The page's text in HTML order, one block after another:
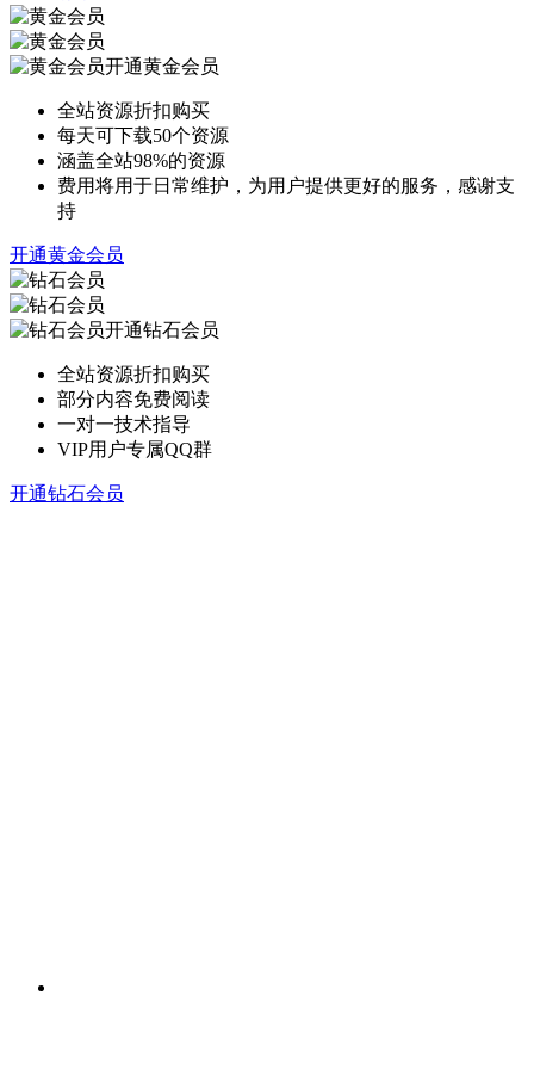
开通黄金会员
全站资源折扣购买
每天可下载50个资源
涵盖全站98%的资源
费用将用于日常维护，为用户提供更好的服务，感谢支
持
开通黄金会员
开通钻石会员
全站资源折扣购买
部分内容免费阅读
一对一技术指导
VIP用户专属QQ群
开通钻石会员